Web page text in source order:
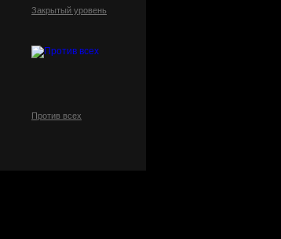
Закрытый уровень
Против всех